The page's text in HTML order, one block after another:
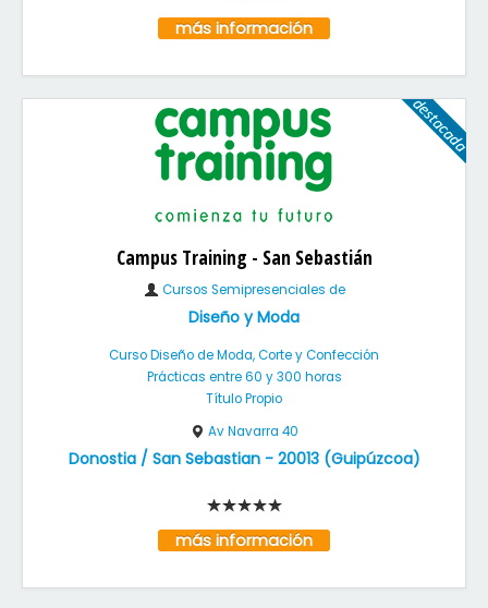
más información
Campus Training - San Sebastián
Cursos Semipresenciales de
Diseño y Moda
Curso Diseño de Moda, Corte y Confección
Prácticas entre 60 y 300 horas
Título Propio
Av Navarra 40
Donostia / San Sebastian- 20013(Guipúzcoa)
más información